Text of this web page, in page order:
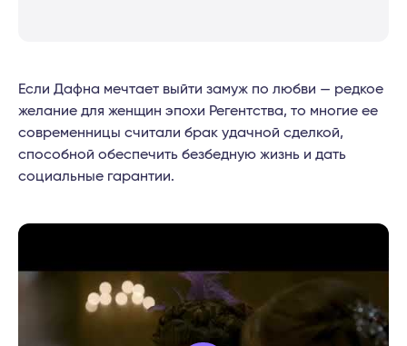
Если Дафна мечтает выйти замуж по любви — редкое
желание для женщин эпохи Регентства, то многие ее
современницы считали брак удачной сделкой,
способной обеспечить безбедную жизнь и дать
социальные гарантии.